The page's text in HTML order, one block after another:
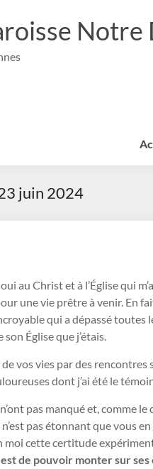
Notre
juin 2024
au Christ et à l’Église qui
une vie prêtre à venir. En
qui a dépassé toutes
Église que j’étais.
vos vies par des
dont j’ai été le
pas manqué et, comme
pas étonnant que vous
moi cette certitude
de pouvoir monter sur